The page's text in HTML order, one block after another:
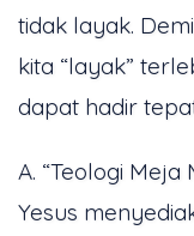
tidak layak.
kita “layak”
dapat hadir
A. “Teologi Meja
Yesus